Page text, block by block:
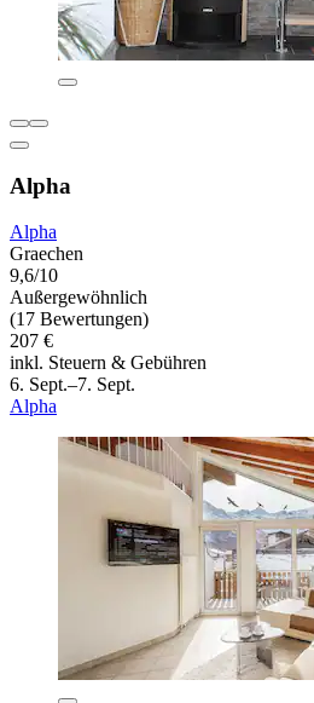
Alpha
Alpha
Graechen
9,6/10
Außergewöhnlich
(17 Bewertungen)
207 €
inkl. Steuern & Gebühren
6. Sept.–7. Sept.
Alpha